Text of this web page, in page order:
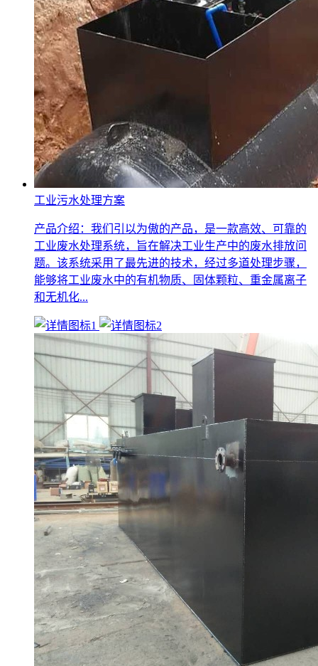
工业污水处理方案
产品介绍：我们引以为傲的产品，是一款高效、可靠的
工业废水处理系统，旨在解决工业生产中的废水排放问
题。该系统采用了最先进的技术，经过多道处理步骤，
能够将工业废水中的有机物质、固体颗粒、重金属离子
和无机化...